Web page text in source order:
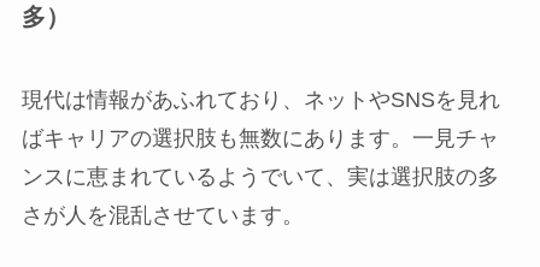
多）
現代は情報があふれており、ネットやSNSを見れ
ばキャリアの選択肢も無数にあります。一見チャ
ンスに恵まれているようでいて、実は選択肢の多
さが人を混乱させています。